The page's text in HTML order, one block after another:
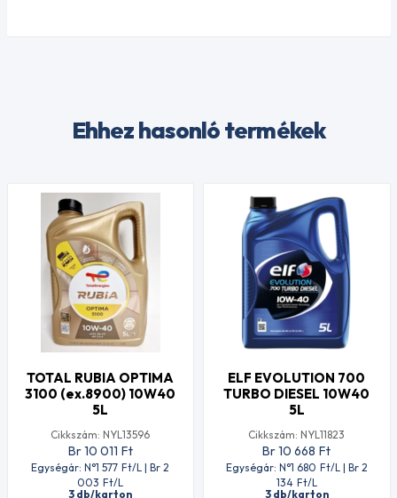
Ehhez hasonló termékek
TOTAL RUBIA OPTIMA
3100 (ex.8900) 10W40
5L
Cikkszám: NYL13596
Br 10 011 Ft
Egységár: N°1 577 Ft/L | Br 2
003 Ft/L
3 db/karton
ELF EVOLUTION 700
TURBO DIESEL 10W40
5L
Cikkszám: NYL11823
Br 10 668 Ft
Egységár: N°1 680 Ft/L | Br 2
134 Ft/L
3 db/karton